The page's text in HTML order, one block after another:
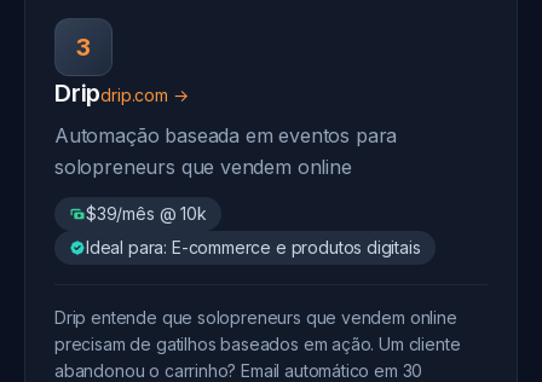
3
Dripdrip.com →
Automação baseada em eventos para
solopreneurs que vendem online
$39/mês @ 10k
Ideal para: E-commerce e produtos digitais
Drip entende que solopreneurs que vendem online
precisam de gatilhos baseados em ação. Um cliente
abandonou o carrinho? Email automático em 30